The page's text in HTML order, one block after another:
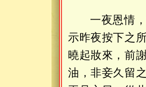
一夜恩情
示昨夜按下之
曉起妝來，前
油，非妾久留